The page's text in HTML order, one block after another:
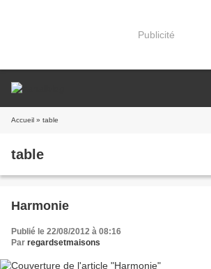
Publicité
Accueil » table
table
Harmonie
Publié le 22/08/2012 à 08:16
Par regardsetmaisons